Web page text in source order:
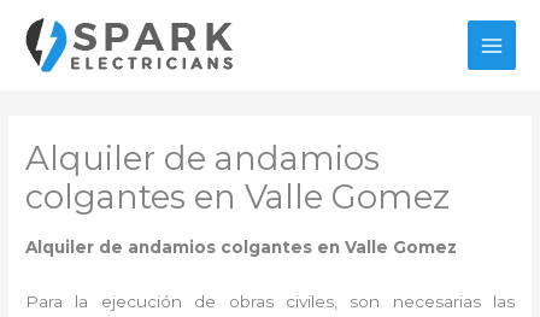
contenido
Alquiler de andamios
colgantes en Valle Gomez
Alquiler de andamios colgantes en Valle Gomez
Para la ejecución de obras civiles, son necesarias las